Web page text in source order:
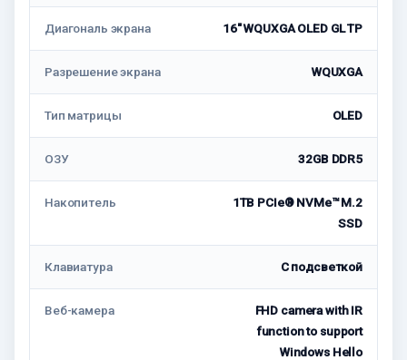
Диагональ экрана 16" WQUXGA OLED GL TP
Разрешение экрана WQUXGA
Тип матрицы OLED
ОЗУ 32GB DDR5
Накопитель
1TB PCIe® NVMe™ M.2
SSD
Клавиатура C подсветкой
Веб-камера
FHD camera with IR
function to support
Windows Hello